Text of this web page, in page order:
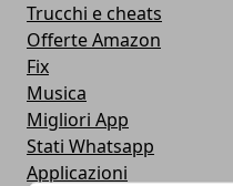
Trucchi e cheats
Offerte Amazon
Fix
Musica
Migliori App
Stati Whatsapp
Applicazioni